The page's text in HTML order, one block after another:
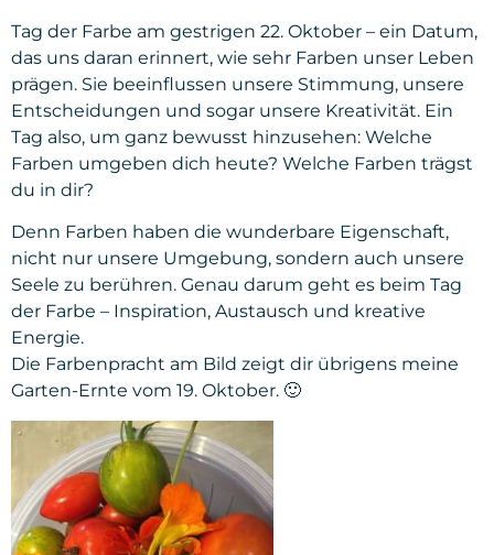
Tag der Farbe am gestrigen 22. Oktober – ein Datum,
das uns daran erinnert, wie sehr Farben unser Leben
prägen. Sie beeinflussen unsere Stimmung, unsere
Entscheidungen und sogar unsere Kreativität. Ein
Tag also, um ganz bewusst hinzusehen: Welche
Farben umgeben dich heute? Welche Farben trägst
du in dir?
Denn Farben haben die wunderbare Eigenschaft,
nicht nur unsere Umgebung, sondern auch unsere
Seele zu berühren. Genau darum geht es beim Tag
der Farbe – Inspiration, Austausch und kreative
Energie.
Die Farbenpracht am Bild zeigt dir übrigens meine
Garten-Ernte vom 19. Oktober. 🙂